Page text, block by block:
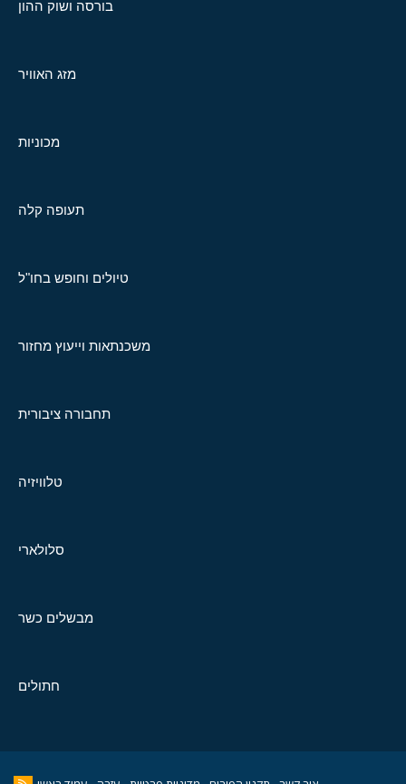
בורסה ושוק ההון
מזג האוויר
מכוניות
תעופה קלה
טיולים וחופש בחו"ל
משכנתאות וייעוץ מחזור
תחבורה ציבורית
טלוויזיה
סלולארי
מבשלים כשר
חתולים